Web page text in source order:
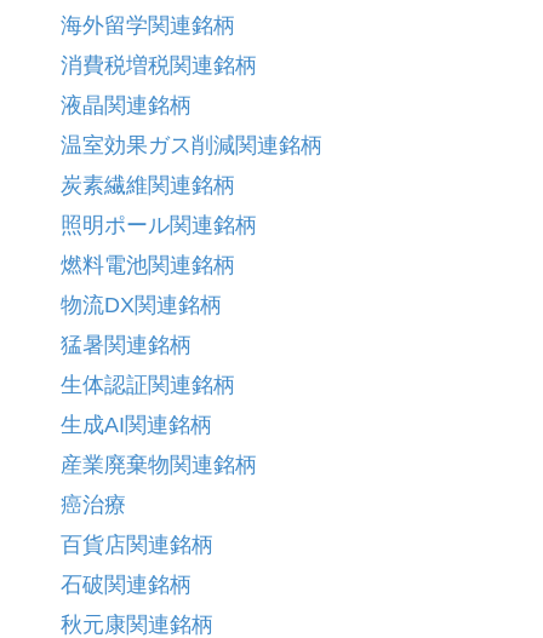
海外留学関連銘柄
消費税増税関連銘柄
液晶関連銘柄
温室効果ガス削減関連銘柄
炭素繊維関連銘柄
照明ポール関連銘柄
燃料電池関連銘柄
物流DX関連銘柄
猛暑関連銘柄
生体認証関連銘柄
生成AI関連銘柄
産業廃棄物関連銘柄
癌治療
百貨店関連銘柄
石破関連銘柄
秋元康関連銘柄